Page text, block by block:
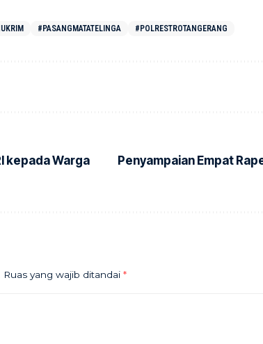
#PASANGMATATELINGA #POLRESTROTANGERANG
kepada Warga
Penyampaian Empat
Ruas yang wajib ditandai *